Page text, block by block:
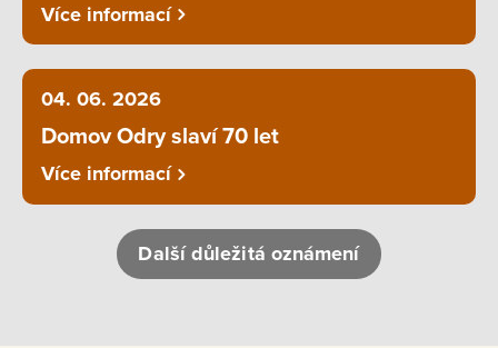
Více informací
04. 06. 2026
Domov Odry slaví 70 let
Více informací
Další důležitá oznámení